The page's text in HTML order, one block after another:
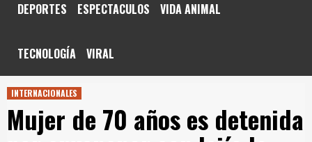
DEPORTES ESPECTACULOS VIDA ANIMAL
TECNOLOGÍA VIRAL
INTERNACIONALES
Mujer de 70 años es detenida